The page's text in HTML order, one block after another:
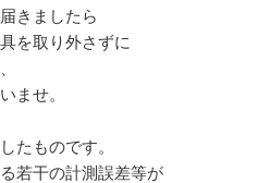
きましたら
を取り外さずに
ませ。
たものです。
若干の計測誤差等が